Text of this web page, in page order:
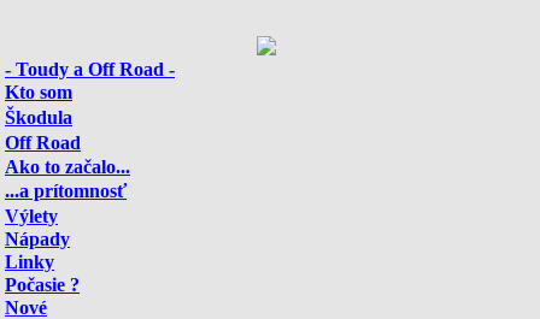
- Toudy a Off Road -
Kto som
Škodula
Off Road
Ako to začalo...
...a prítomnosť
Výlety
Nápady
Linky
Počasie ?
Nové